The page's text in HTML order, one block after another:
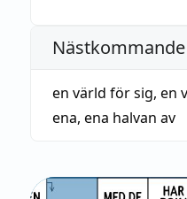
en värld för sig, en
ena, ena halvan av